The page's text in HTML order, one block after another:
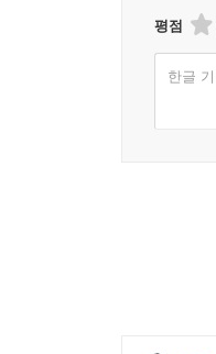
평점
한글